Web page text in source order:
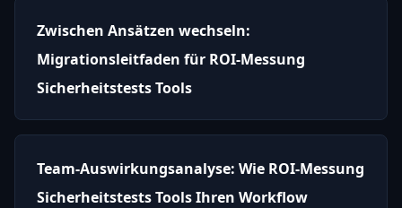
Zwischen Ansätzen wechseln:
Migrationsleitfaden für ROI-Messung
Sicherheitstests Tools
Team-Auswirkungsanalyse: Wie ROI-Messung
Sicherheitstests Tools Ihren Workflow